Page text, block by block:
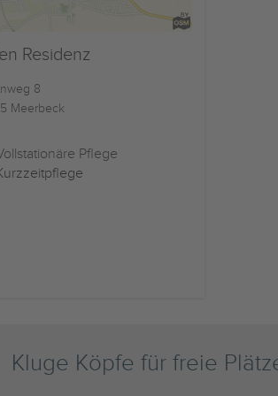
Residenz
8
Meerbeck
Pflege
Kluge Köpfe für freie